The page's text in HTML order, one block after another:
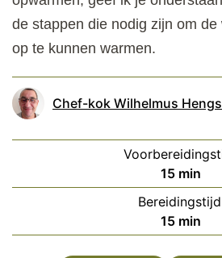
de stappen die nodig zijn om de
op te kunnen warmen.
Chef-kok Wilhelmus
15minuten
min
15minuten
min